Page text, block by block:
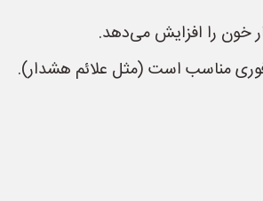
خون را افزایش می‌دهد.
مناسب است (مثل علائم هشدار).